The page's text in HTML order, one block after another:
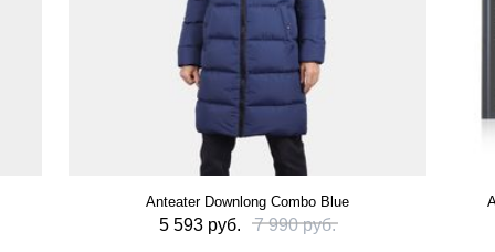
Anteater Downlong Combo Blue
5 593 руб. 7 990 руб.